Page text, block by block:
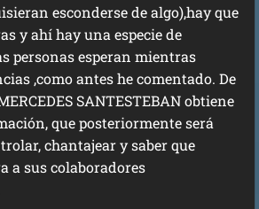
esconderse de algo),hay que
y ahí hay una especie de
personas esperan mientras
,como antes he comentado. De
SANTESTEBAN obtiene
que posteriormente será
chantajear y saber que
a sus colaboradores